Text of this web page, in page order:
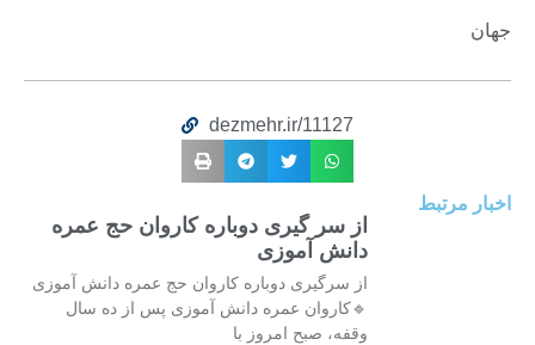
جهان
dezmehr.ir/11127
اخبار مرتبط
از سر گیری دوباره کاروان حج عمره
دانش آموزی
از سرگیری دوباره کاروان حج عمره دانش آموزی
🔹کاروان عمره دانش آموزی پس از ده سال
وقفه، صبح امروز با